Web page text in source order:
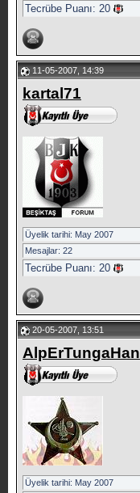
Tecrübe Puanı: 20
11-05-2007, 14:39
kartal71
Üyelik tarihi: May 2007
Mesajlar: 22
Tecrübe Puanı: 20
20-05-2007, 13:51
AlpErTungaHan
Üyelik tarihi: May 2007